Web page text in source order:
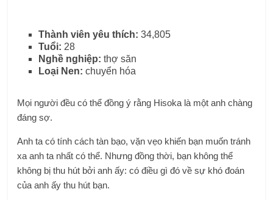
Thành viên yêu thích: 34,805
Tuổi: 28
Nghề nghiệp:thợ săn
Loại Nen:chuyển hóa
Mọi người đều có thể đồng ý rằng Hisoka là một anh chàng
đáng sợ.
Anh ta có tính cách tàn bạo, vặn vẹo khiến bạn muốn tránh
xa anh ta nhất có thể. Nhưng đồng thời, bạn không thể
không bị thu hút bởi anh ấy: có điều gì đó về sự khó đoán
của anh ấy thu hút bạn.